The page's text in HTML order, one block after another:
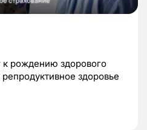
рождению здорового
здоровье